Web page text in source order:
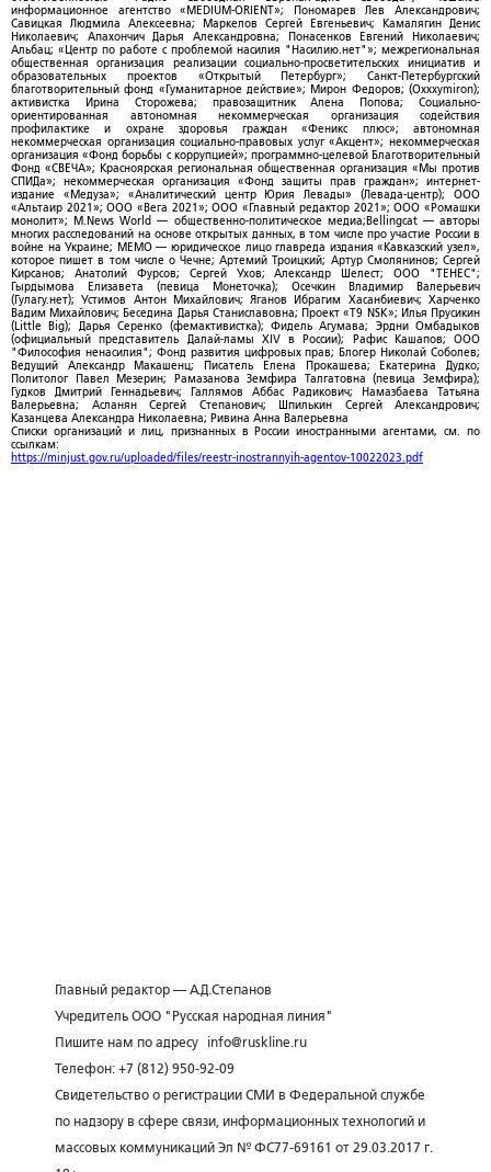
информационное агентство «MEDIUM-ORIENT»; Пономарев Лев Александрович;
Савицкая Людмила Алексеевна; Маркелов Сергей Евгеньевич; Камалягин Денис
Николаевич; Апахончич Дарья Александровна; Понасенков Евгений Николаевич;
Альбац; «Центр по работе с проблемой насилия "Насилию.нет"»; межрегиональная
общественная организация реализации социально-просветительских инициатив и
образовательных проектов «Открытый Петербург»; Санкт-Петербургский
благотворительный фонд «Гуманитарное действие»; Мирон Федоров; (Oxxxymiron);
активистка Ирина Сторожева; правозащитник Алена Попова; Социально-
ориентированная автономная некоммерческая организация содействия
профилактике и охране здоровья граждан «Феникс плюс»; автономная
некоммерческая организация социально-правовых услуг «Акцент»; некоммерческая
организация «Фонд борьбы с коррупцией»; программно-целевой Благотворительный
Фонд «СВЕЧА»; Красноярская региональная общественная организация «Мы против
СПИДа»; некоммерческая организация «Фонд защиты прав граждан»; интернет-
издание «Медуза»; «Аналитический центр Юрия Левады» (Левада-центр); ООО
«Альтаир 2021»; ООО «Вега 2021»; ООО «Главный редактор 2021»; ООО «Ромашки
монолит»; M.News World — общественно-политическое медиа;Bellingcat — авторы
многих расследований на основе открытых данных, в том числе про участие России в
войне на Украине; МЕМО — юридическое лицо главреда издания «Кавказский узел»,
которое пишет в том числе о Чечне; Артемий Троицкий; Артур Смолянинов; Сергей
Кирсанов; Анатолий Фурсов; Сергей Ухов; Александр Шелест; ООО "ТЕНЕС";
Гырдымова Елизавета (певица Монеточка); Осечкин Владимир Валерьевич
(Гулагу.нет); Устимов Антон Михайлович; Яганов Ибрагим Хасанбиевич; Харченко
Вадим Михайлович; Беседина Дарья Станиславовна; Проект «T9 NSK»; Илья Прусикин
(Little Big); Дарья Серенко (фемактивистка); Фидель Агумава; Эрдни Омбадыков
(официальный представитель Далай-ламы XIV в России); Рафис Кашапов; ООО
"Философия ненасилия"; Фонд развития цифровых прав; Блогер Николай Соболев;
Ведущий Александр Макашенц; Писатель Елена Прокашева; Екатерина Дудко;
Политолог Павел Мезерин; Рамазанова Земфира Талгатовна (певица Земфира);
Гудков Дмитрий Геннадьевич; Галлямов Аббас Радикович; Намазбаева Татьяна
Валерьевна; Асланян Сергей Степанович; Шпилькин Сергей Александрович;
Казанцева Александра Николаевна; Ривина Анна Валерьевна
Списки организаций и лиц, признанных в России иностранными агентами, см. по
ссылкам:
https://minjust.gov.ru/uploaded/files/reestr-inostrannyih-agentov-10022023.pdf
Главный редактор — А.Д.Степанов
Учредитель ООО "Русская народная линия"
Пишите нам по адресу
info@ruskline.ru
Телефон: +7 (812) 950-92-09
Свидетельство о регистрации СМИ в Федеральной службе
по надзору в сфере связи, информационных технологий и
массовых коммуникаций Эл № ФС77-69161 от 29.03.2017 г.